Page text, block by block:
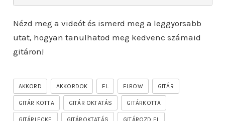
Nézd meg a videót és ismerd meg a leggyorsabb
utat, hogyan tanulhatod meg kedvenc számaid
gitáron!
AKKORD AKKORDOK EL ELBOW GITÁR
GITÁR KOTTA GITÁR OKTATÁS GITÁRKOTTA
GITÁRLECKE GITÁROKTATÁS GITÁROZD EL